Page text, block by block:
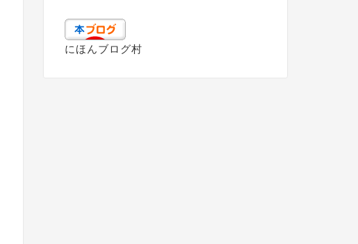
にほんブログ村